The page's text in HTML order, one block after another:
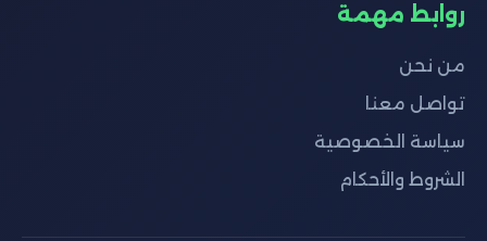
روابط مهمة
من نحن
تواصل معنا
سياسة الخصوصية
الشروط والأحكام